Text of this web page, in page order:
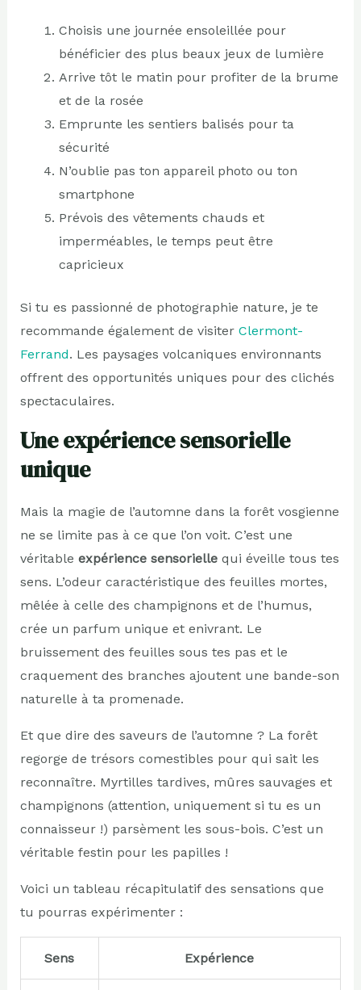
Choisis une journée ensoleillée pour
bénéficier des plus beaux jeux de lumière
Arrive tôt le matin pour profiter de la brume
et de la rosée
Emprunte les sentiers balisés pour ta
sécurité
N’oublie pas ton appareil photo ou ton
smartphone
Prévois des vêtements chauds et
imperméables, le temps peut être
capricieux
Si tu es passionné de photographie nature, je te
recommande également de visiter Clermont-
Ferrand. Les paysages volcaniques environnants
offrent des opportunités uniques pour des clichés
spectaculaires.
Une expérience sensorielle
unique
Mais la magie de l’automne dans la forêt vosgienne
ne se limite pas à ce que l’on voit. C’est une
véritable expérience sensoriellequi éveille tous tes
sens. L’odeur caractéristique des feuilles mortes,
mêlée à celle des champignons et de l’humus,
crée un parfum unique et enivrant. Le
bruissement des feuilles sous tes pas et le
craquement des branches ajoutent une bande-son
naturelle à ta promenade.
Et que dire des saveurs de l’automne ? La forêt
regorge de trésors comestibles pour qui sait les
reconnaître. Myrtilles tardives, mûres sauvages et
champignons (attention, uniquement si tu es un
connaisseur !) parsèment les sous-bois. C’est un
véritable festin pour les papilles !
Voici un tableau récapitulatif des sensations que
tu pourras expérimenter :
Sens Expérience